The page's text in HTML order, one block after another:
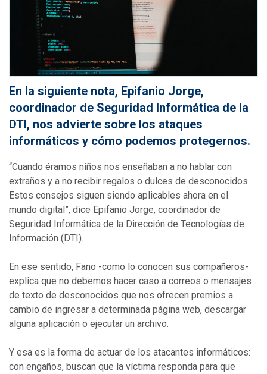
En la siguiente nota, Epifanio Jorge,
coordinador de Seguridad Informática de la
DTI, nos advierte sobre los ataques
informáticos y cómo podemos protegernos.
“Cuando éramos niños nos enseñaban a no hablar con
extraños y a no recibir regalos o dulces de desconocidos.
Estos consejos siguen siendo aplicables ahora en el
mundo digital”, dice Epifanio Jorge, coordinador de
Seguridad Informática de la Dirección de Tecnologías de
Información (DTI).
En ese sentido, Fano -como lo conocen sus compañeros-
explica que no debemos hacer caso a correos o mensajes
de texto de desconocidos que nos ofrecen premios a
cambio de ingresar a determinada página web, descargar
alguna aplicación o ejecutar un archivo.
Y esa es la forma de actuar de los atacantes informáticos:
con engaños, buscan que la víctima responda para que